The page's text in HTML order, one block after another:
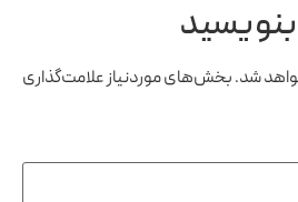
شد.بخش‌های موردنیاز علامت‌گذاری